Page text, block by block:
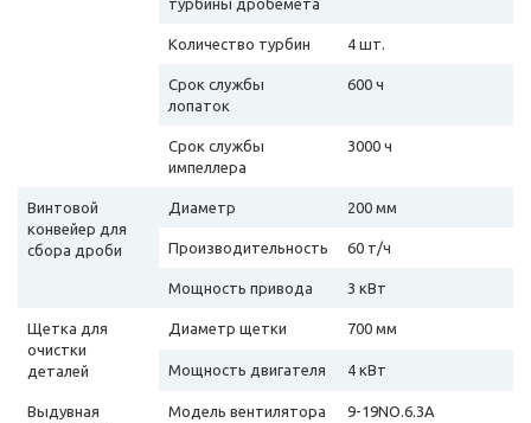
турбины дробемета
Количество турбин 4 шт.
Срок службы
лопаток
600 ч
Срок службы
импеллера
3000 ч
Винтовой
конвейер для
сбора дроби
Диаметр 200 мм
Производительность 60 т/ч
Мощность привода 3 кВт
Щетка для
очистки
деталей
Диаметр щетки 700 мм
Мощность двигателя 4 кВт
Выдувная
Модель вентилятора 9-19NO.6.3A